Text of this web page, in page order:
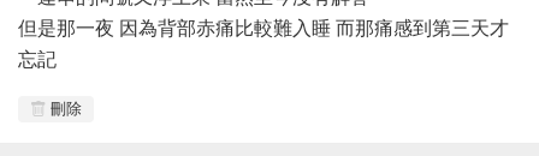
但是那一夜 因為背部赤痛比較難入睡 而那痛感到第三天才
忘記
刪除